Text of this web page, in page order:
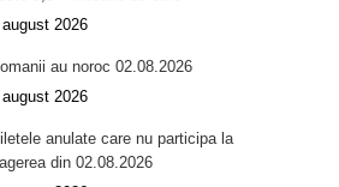
2026
au noroc 02.08.2026
2026
anulate care nu participa la
din 02.08.2026